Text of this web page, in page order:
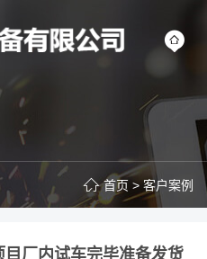
首页 > 客户案例
厂内试车完毕准备发货